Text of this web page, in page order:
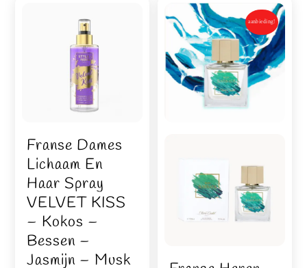
Franse Dames
Lichaam En
Haar Spray
VELVET KISS
– Kokos –
Bessen –
Jasmijn – Musk
aanbieding!